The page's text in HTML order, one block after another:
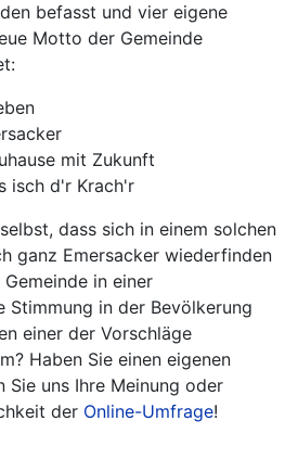
befasst und vier eigene
Motto der Gemeinde
mit Zukunft
isch d'r Krach'r
dass sich in einem solchen
ganz Emersacker wiederfinden
in einer
Stimmung in der Bevölkerung
einer der Vorschläge
Haben Sie einen eigenen
Sie uns Ihre Meinung oder
der Online-Umfrage!